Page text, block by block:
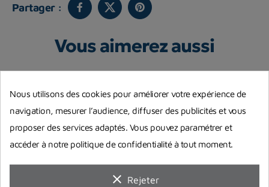
Partager :
Vous aimerez aussi
Nous utilisons des cookies pour améliorer votre expérience de
navigation, mesurer l’audience, diffuser des publicités et vous
proposer des services adaptés. Vous pouvez paramétrer et
accéder à notre politique de confidentialité à tout moment.
clear Rejeter